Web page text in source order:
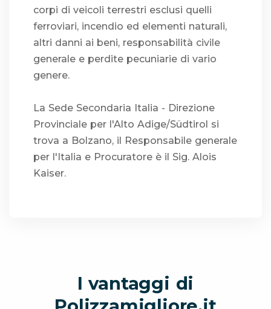
corpi di veicoli terrestri esclusi quelli
ferroviari, incendio ed elementi naturali,
altri danni ai beni, responsabilità civile
generale e perdite pecuniarie di vario
genere.
La Sede Secondaria Italia - Direzione
Provinciale per l'Alto Adige/Südtirol si
trova a Bolzano, il Responsabile generale
per l'Italia e Procuratore è il Sig. Alois
Kaiser.
I vantaggi di